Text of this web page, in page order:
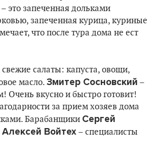
это запеченная дольками
запеченная курица, куриные
что после тура дома не ест
салаты: капуста, овощи,
масло. Змитер Сосновский –
Очень вкусно и быстро готовит!
за прием хозяев дома
Барабанщики Сергей
Алексей Войтех – специалисты